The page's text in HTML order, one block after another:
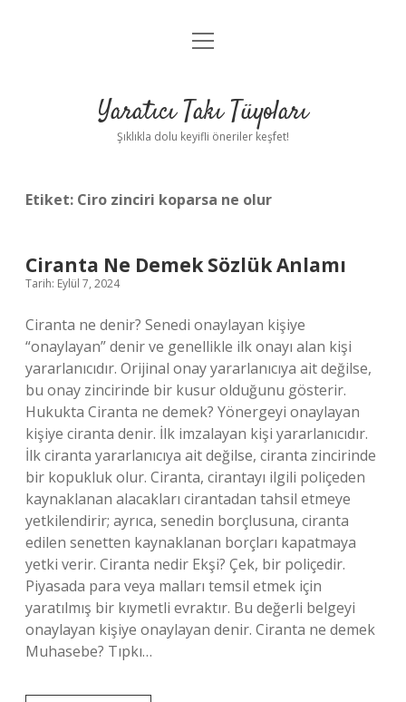
Anasayfa
Yasal Uyarı
menüyü
Yaratıcı Takı Tüyoları
Şıklıkla dolu keyifli öneriler keşfet!
Etiket: Ciro zinciri koparsa ne olur
Ciranta Ne Demek Sözlük Anlamı
Tarih: Eylül 7, 2024
Ciranta ne denir? Senedi onaylayan kişiye
“onaylayan” denir ve genellikle ilk onayı alan kişi
yararlanıcıdır. Orijinal onay yararlanıcıya ait değilse,
bu onay zincirinde bir kusur olduğunu gösterir.
Hukukta Ciranta ne demek? Yönergeyi onaylayan
kişiye ciranta denir. İlk imzalayan kişi yararlanıcıdır.
İlk ciranta yararlanıcıya ait değilse, ciranta zincirinde
bir kopukluk olur. Ciranta, cirantayı ilgili poliçeden
kaynaklanan alacakları cirantadan tahsil etmeye
yetkilendirir; ayrıca, senedin borçlusuna, ciranta
edilen senetten kaynaklanan borçları kapatmaya
yetki verir. Ciranta nedir Ekşi? Çek, bir poliçedir.
Piyasada para veya malları temsil etmek için
yaratılmış bir kıymetli evraktır. Bu değerli belgeyi
onaylayan kişiye onaylayan denir. Ciranta ne demek
Muhasebe? Tıpkı…